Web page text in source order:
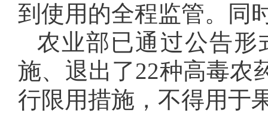
到使用的全程监管。同
农业部已通过公告形
施、退出了22种高毒农
行限用措施，不得用于